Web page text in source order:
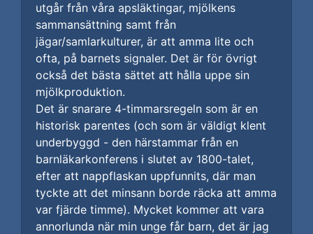
utgår från våra apsläktingar, mjölkens
sammansättning samt från
jägar/samlarkulturer, är att amma lite och
ofta, på barnets signaler. Det är för övrigt
också det bästa sättet att hålla uppe sin
mjölkproduktion.
Det är snarare 4-timmarsregeln som är en
historisk parentes (och som är väldigt klent
underbyggd - den härstammar från en
barnläkarkonferens i slutet av 1800-talet,
efter att nappflaskan uppfunnits, där man
tyckte att det minsann borde räcka att amma
var fjärde timme). Mycket kommer att vara
annorlunda när min unge får barn, det är jag